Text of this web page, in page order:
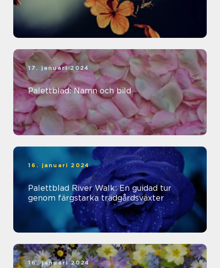
17. januari 2024
Palettblad: Namn och bild
16. januari 2024
Palettblad River Walk: En guidad tur
genom färgstarka trädgårdsväxter
16. januari 2024